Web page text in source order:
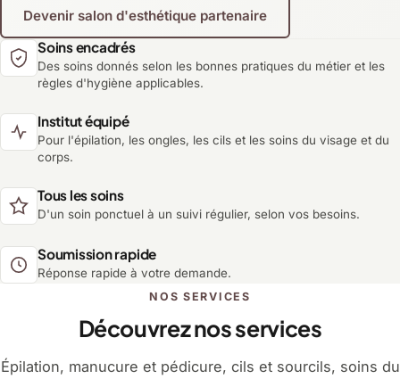
Devenir salon d'esthétique partenaire
Soins encadrés
Des soins donnés selon les bonnes pratiques du métier et les
règles d'hygiène applicables.
Institut équipé
Pour l'épilation, les ongles, les cils et les soins du visage et du
corps.
Tous les soins
D'un soin ponctuel à un suivi régulier, selon vos besoins.
Soumission rapide
Réponse rapide à votre demande.
NOS SERVICES
Découvrez nos services
Épilation, manucure et pédicure, cils et sourcils, soins du